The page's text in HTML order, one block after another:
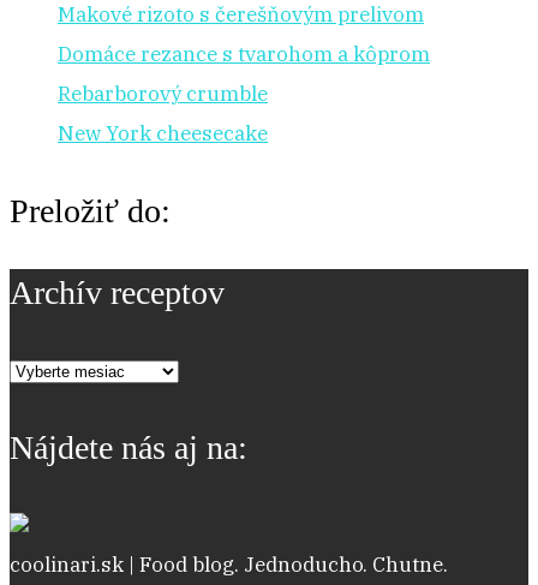
Makové rizoto s čerešňovým prelivom
Domáce rezance s tvarohom a kôprom
Rebarborový crumble
New York cheesecake
Preložiť do:
Archív receptov
Archív
Nájdete nás aj na:
coolinari.sk | Food blog. Jednoducho. Chutne.